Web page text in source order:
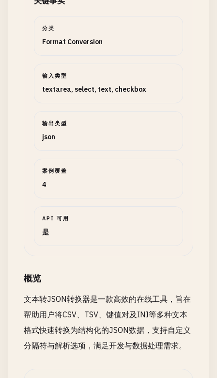
分类
Format Conversion
输入类型
textarea, select, text, checkbox
输出类型
json
案例覆盖
4
API 可用
是
概览
文本转JSON转换器是一款高效的在线工具，旨在
帮助用户将CSV、TSV、键值对及INI等多种文本
格式快速转换为结构化的JSON数据，支持自定义
分隔符与解析选项，满足开发与数据处理需求。